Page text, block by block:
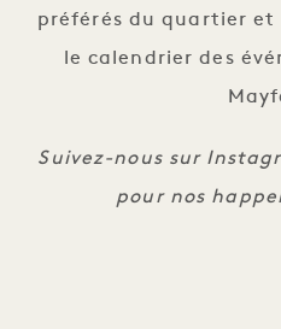
préférés du quartier et
le calendrier des
Suivez-nous sur
pour nos